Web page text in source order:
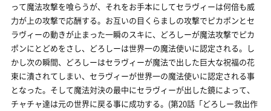
って魔法攻撃を喰らうが、それをお手本にしてセラヴィーは何倍も威
力が上の攻撃で応酬する。お互いの目くらましの攻撃でピカポンとセ
ラヴィーの動きが止まった一瞬のスキに、どろしーが魔法攻撃でピカ
ポンにとどめをさし、どろしーは世界一の魔法使いに認定される。し
かし次の瞬間、どろしーはセラヴィーが魔法で出した巨大な祝福の花
束に潰されてしまい、セラヴィーが世界一の魔法使いに認定される事
となった。そして魔法対決の最中にセラヴィーが出した鏡によって、
チャチャ達は元の世界に戻る事に成功する。(第20話「どろしー救出作